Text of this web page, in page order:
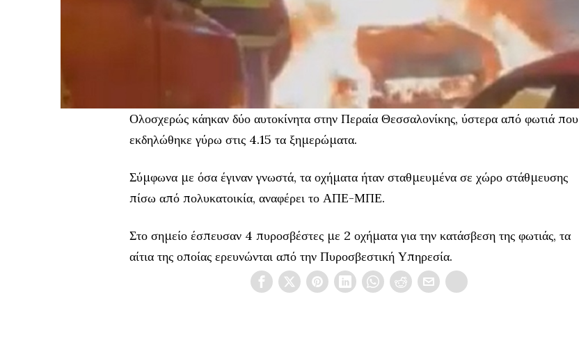
Ολοσχερώς κάηκαν δύο αυτοκίνητα στην Περαία Θεσσαλονίκης, ύστερα από φωτιά που
εκδηλώθηκε γύρω στις 4.15 τα ξημερώματα.
Σύμφωνα με όσα έγιναν γνωστά, τα οχήματα ήταν σταθμευμένα σε χώρο στάθμευσης
πίσω από πολυκατοικία, αναφέρει το ΑΠΕ-ΜΠΕ.
Στο σημείο έσπευσαν 4 πυροσβέστες με 2 οχήματα για την κατάσβεση της φωτιάς, τα
αίτια της οποίας ερευνώνται από την Πυροσβεστική Υπηρεσία.